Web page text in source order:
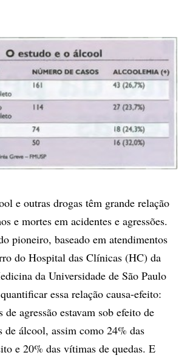
e outras drogas têm grande relação
e mortes em acidentes e agressões.
pioneiro, baseado em atendimentos
do Hospital das Clínicas (HC) da
da Universidade de São Paulo
essa relação causa-efeito:
agressão estavam sob efeito de
de álcool, assim como 24% das
e 20% das vítimas de quedas. E